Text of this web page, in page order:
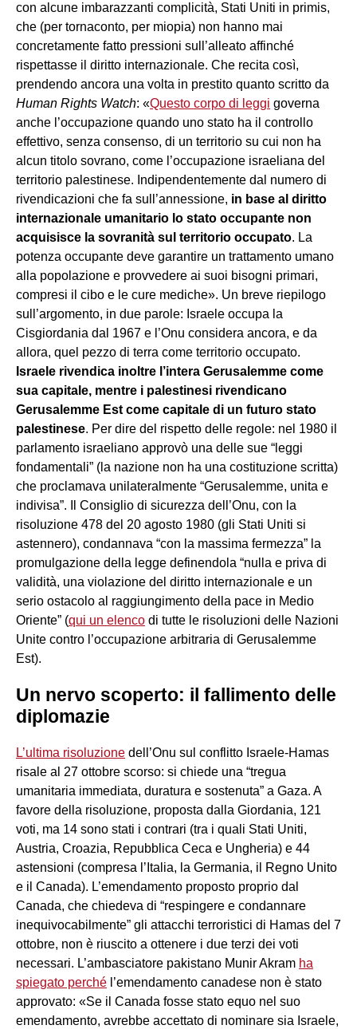
con alcune imbarazzanti complicità, Stati Uniti in primis,
che (per tornaconto, per miopia) non hanno mai
concretamente fatto pressioni sull’alleato affinché
rispettasse il diritto internazionale. Che recita così,
prendendo ancora una volta in prestito quanto scritto da
Human Rights Watch: «Questo corpo di leggi governa
anche l’occupazione quando uno stato ha il controllo
effettivo, senza consenso, di un territorio su cui non ha
alcun titolo sovrano, come l’occupazione israeliana del
territorio palestinese. Indipendentemente dal numero di
rivendicazioni che fa sull’annessione, in base al diritto
internazionale umanitario lo stato occupante non
acquisisce la sovranità sul territorio occupato. La
potenza occupante deve garantire un trattamento umano
alla popolazione e provvedere ai suoi bisogni primari,
compresi il cibo e le cure mediche». Un breve riepilogo
sull’argomento, in due parole: Israele occupa la
Cisgiordania dal 1967 e l’Onu considera ancora, e da
allora, quel pezzo di terra come territorio occupato.
Israele rivendica inoltre l’intera Gerusalemme come
sua capitale, mentre i palestinesi rivendicano
Gerusalemme Est come capitale di un futuro stato
palestinese. Per dire del rispetto delle regole: nel 1980 il
parlamento israeliano approvò una delle sue “leggi
fondamentali” (la nazione non ha una costituzione scritta)
che proclamava unilateralmente “Gerusalemme, unita e
indivisa”. Il Consiglio di sicurezza dell’Onu, con la
risoluzione 478 del 20 agosto 1980 (gli Stati Uniti si
astennero), condannava “con la massima fermezza” la
promulgazione della legge definendola “nulla e priva di
validità, una violazione del diritto internazionale e un
serio ostacolo al raggiungimento della pace in Medio
Oriente” (qui un elenco di tutte le risoluzioni delle Nazioni
Unite contro l’occupazione arbitraria di Gerusalemme
Est).
Un nervo scoperto: il fallimento delle
diplomazie
L’ultima risoluzione dell’Onu sul conflitto Israele-Hamas
risale al 27 ottobre scorso: si chiede una “tregua
umanitaria immediata, duratura e sostenuta” a Gaza. A
favore della risoluzione, proposta dalla Giordania, 121
voti, ma 14 sono stati i contrari (tra i quali Stati Uniti,
Austria, Croazia, Repubblica Ceca e Ungheria) e 44
astensioni (compresa l’Italia, la Germania, il Regno Unito
e il Canada). L’emendamento proposto proprio dal
Canada, che chiedeva di “respingere e condannare
inequivocabilmente” gli attacchi terroristici di Hamas del 7
ottobre, non è riuscito a ottenere i due terzi dei voti
necessari. L’ambasciatore pakistano Munir Akram ha
spiegato perché l’emendamento canadese non è stato
approvato: «Se il Canada fosse stato equo nel suo
emendamento, avrebbe accettato di nominare sia Israele,